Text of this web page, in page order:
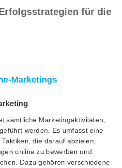
für die
Marketings
sämtliche Marketingaktivitäten,
werden. Es umfasst eine
die darauf abzielen,
online zu bewerben und
Dazu gehören verschiedene